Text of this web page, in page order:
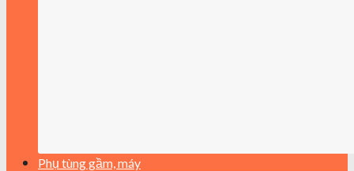
Phụ tùng gầm, máy